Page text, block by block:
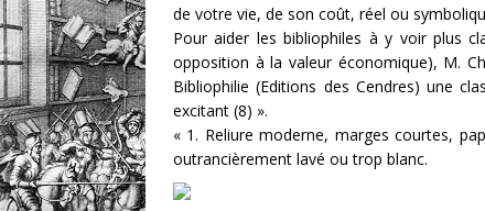
de votre vie, de son coût, réel ou
Pour aider les bibliophiles à y voir plus
opposition à la valeur économique), M.
Bibliophilie (Editions des Cendres) une
excitant (8) ».
« 1. Reliure moderne, marges courtes,
outrancièrement lavé ou trop blanc.